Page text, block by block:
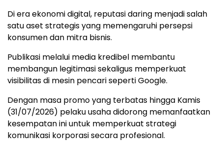
Di era ekonomi digital, reputasi daring menjadi salah
satu aset strategis yang memengaruhi persepsi
konsumen dan mitra bisnis.
Publikasi melalui media kredibel membantu
membangun legitimasi sekaligus memperkuat
visibilitas di mesin pencari seperti Google.
Dengan masa promo yang terbatas hingga Kamis
(31/07/2026) pelaku usaha didorong memanfaatkan
kesempatan ini untuk memperkuat strategi
komunikasi korporasi secara profesional.